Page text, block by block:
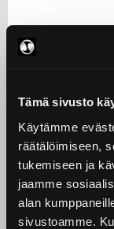
Tämä sivusto
Käytämme
räätälöimiseen,
tukemiseen ja
jaamme
alan
sivustoamme.